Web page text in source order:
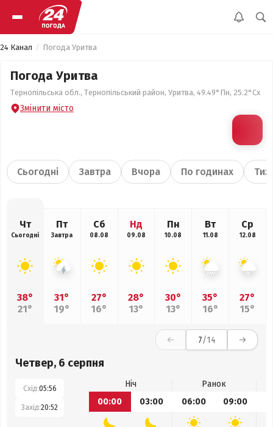
24 Канал Погода Уритва
Погода Уритва
Тернопільська обл., Тернопільський район, Уритва, 49.49°Пн, 25.2°Сх
Змінити місто
Сьогодні Завтра Вчора По годинах
Чт
Сьогодні
38°
21°
Пт
Завтра
31°
19°
Сб
08.08
27°
16°
Нд
09.08
28°
13°
Пн
10.08
30°
13°
Вт
11.08
35°
16°
Ср
12.08
27°
15°
7/14
Четвер, 6 серпня
Схід:05:56
Захід:20:52
Ніч
Ранок
00:00
03:00 06:00 09:00